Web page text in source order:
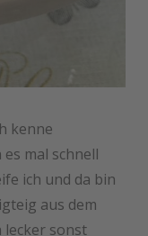
kenne
mal schnell
ich und da bin
aus dem
lecker sonst